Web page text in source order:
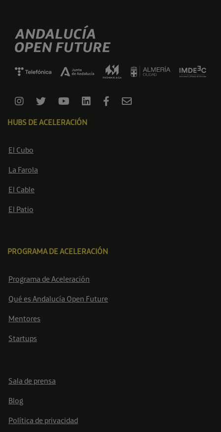
HUBS DE ACELERACIÓN
El Cubo
La Farola
El Cable
El Patio
PROGRAMA DE ACELERACIÓN
Programa de Aceleración
Qué es Andalucía Open Future
Mentores
Startups
Sala de prensa
Blog
Política de privacidad